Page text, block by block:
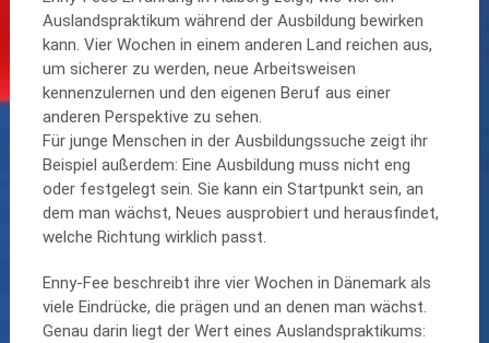
Auslandspraktikum während der Ausbildung bewirken
kann. Vier Wochen in einem anderen Land reichen aus,
um sicherer zu werden, neue Arbeitsweisen
kennenzulernen und den eigenen Beruf aus einer
anderen Perspektive zu sehen.
Für junge Menschen in der Ausbildungssuche zeigt ihr
Beispiel außerdem: Eine Ausbildung muss nicht eng
oder festgelegt sein. Sie kann ein Startpunkt sein, an
dem man wächst, Neues ausprobiert und herausfindet,
welche Richtung wirklich passt.
Enny-Fee beschreibt ihre vier Wochen in Dänemark als
viele Eindrücke, die prägen und an denen man wächst.
Genau darin liegt der Wert eines Auslandspraktikums: